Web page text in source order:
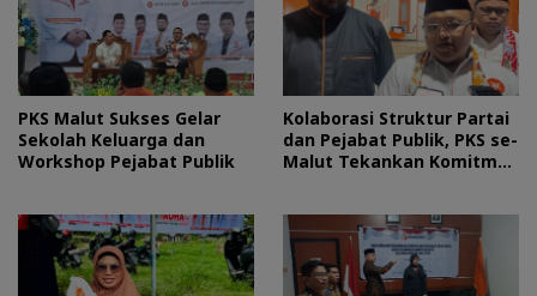
PKS Malut Sukses Gelar
Sekolah Keluarga dan
Workshop Pejabat Publik
Kolaborasi Struktur Partai
dan Pejabat Publik, PKS se-
Malut Tekankan Komitmen